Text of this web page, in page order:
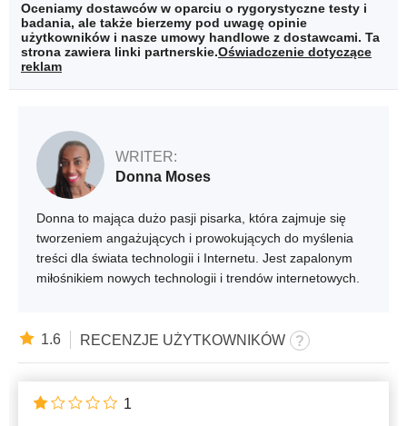
Oceniamy dostawców w oparciu o rygorystyczne testy i
badania, ale także bierzemy pod uwagę opinie
użytkowników i nasze umowy handlowe z dostawcami. Ta
strona zawiera linki partnerskie.Oświadczenie dotyczące
reklam
WRITER:
Donna Moses
Donna to mająca dużo pasji pisarka, która zajmuje się
tworzeniem angażujących i prowokujących do myślenia
treści dla świata technologii i Internetu. Jest zapalonym
miłośnikiem nowych technologii i trendów internetowych.
1.6 RECENZJE UŻYTKOWNIKÓW
1